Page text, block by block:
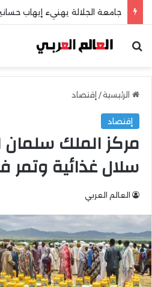
بحث عن
الرئيسية/ إقتصاد
إقتصاد
مركز الملك سلمان
سلال غذائية
العالم العربي